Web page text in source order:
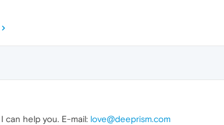
can help you. E-mail: love@deeprism.com